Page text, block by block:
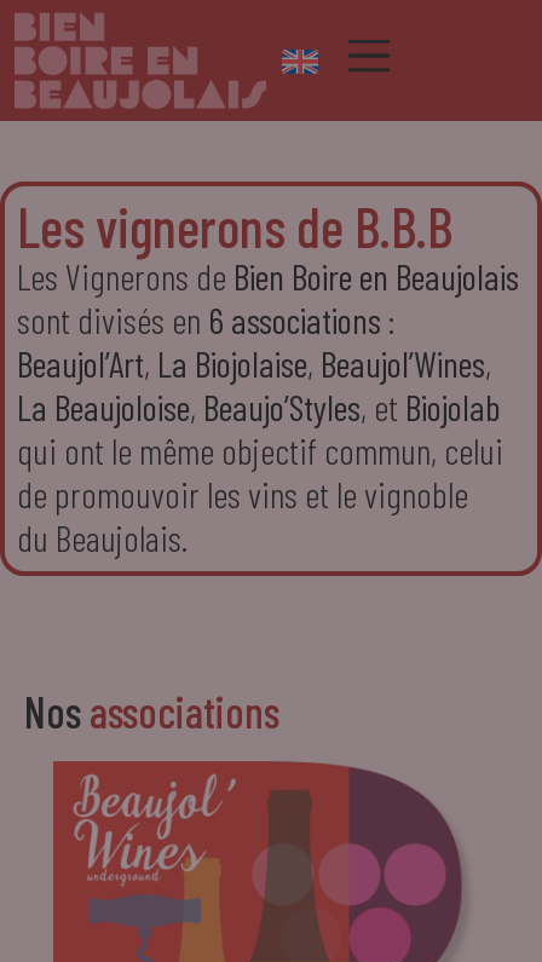
Les vignerons de B.B.B
Les Vignerons de Bien Boire en Beaujolais
sont divisés en 6 associations :
Beaujol’Art, La Biojolaise, Beaujol’Wines,
La Beaujoloise, Beaujo’Styles, et Biojolab
qui ont le même objectif commun, celui
de promouvoir les vins et le vignoble
du Beaujolais.
Nosassociations